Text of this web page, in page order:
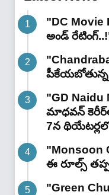
"DC
అండ్
పీకేయబోతున్న
"GD
మాధవన్‌
7న
"Monsoon
ఈ రూల్స్
"Green